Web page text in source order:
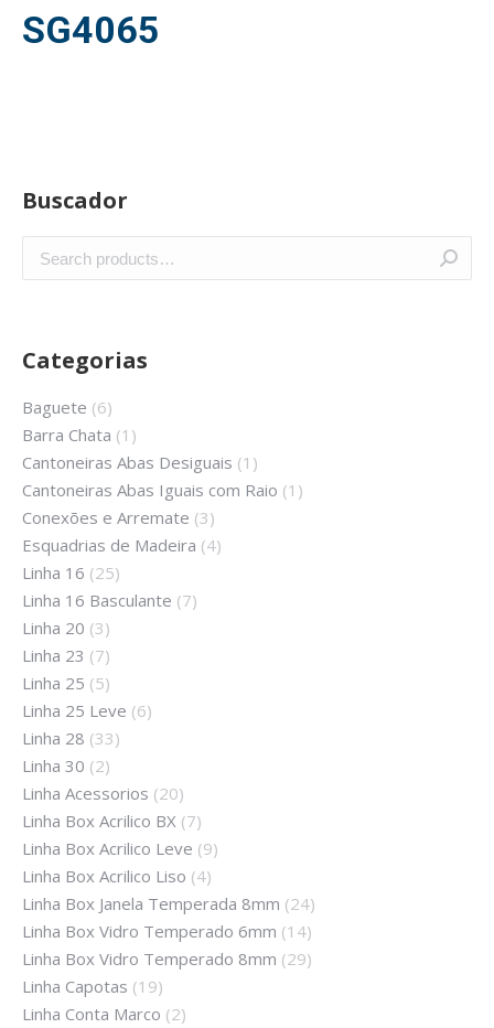
SG4065
Buscador
Categorias
Baguete (6)
Barra Chata (1)
Cantoneiras Abas Desiguais (1)
Cantoneiras Abas Iguais com Raio (1)
Conexões e Arremate (3)
Esquadrias de Madeira (4)
Linha 16 (25)
Linha 16 Basculante (7)
Linha 20 (3)
Linha 23 (7)
Linha 25 (5)
Linha 25 Leve (6)
Linha 28 (33)
Linha 30 (2)
Linha Acessorios (20)
Linha Box Acrilico BX (7)
Linha Box Acrilico Leve (9)
Linha Box Acrilico Liso (4)
Linha Box Janela Temperada 8mm (24)
Linha Box Vidro Temperado 6mm (14)
Linha Box Vidro Temperado 8mm (29)
Linha Capotas (19)
Linha Conta Marco (2)